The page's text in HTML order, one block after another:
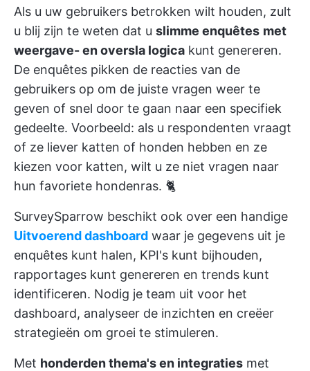
Als u uw gebruikers betrokken wilt houden, zult
u blij zijn te weten dat u slimme enquêtes met
weergave- en oversla logica kunt genereren.
De enquêtes pikken de reacties van de
gebruikers op om de juiste vragen weer te
geven of snel door te gaan naar een specifiek
gedeelte. Voorbeeld: als u respondenten vraagt
of ze liever katten of honden hebben en ze
kiezen voor katten, wilt u ze niet vragen naar
hun favoriete hondenras. 🐈
SurveySparrow beschikt ook over een handige
Uitvoerend dashboard waar je gegevens uit je
enquêtes kunt halen, KPI's kunt bijhouden,
rapportages kunt genereren en trends kunt
identificeren. Nodig je team uit voor het
dashboard, analyseer de inzichten en creëer
strategieën om groei te stimuleren.
Met honderden thema's en integraties met